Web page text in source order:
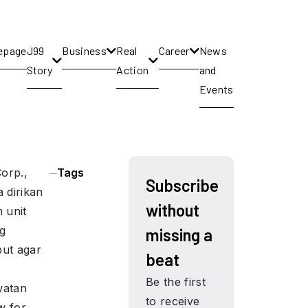
J99
Story
Business
Real
Action
Career
News
and
Events
dirikan
unit
agar
Tags
Subscribe
without
missing a
beat
Be the first
to receive